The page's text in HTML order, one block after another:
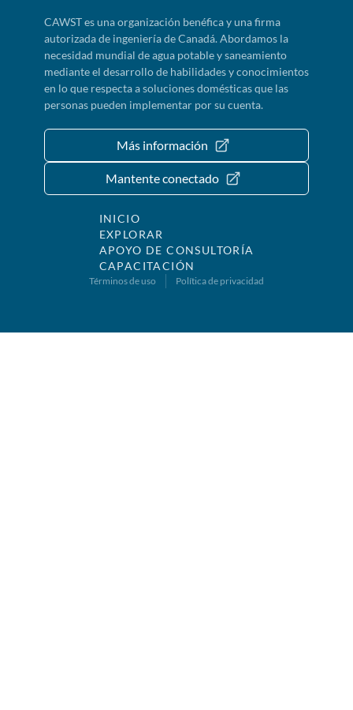
CAWST es una organización benéfica y una firma
autorizada de ingeniería de Canadá. Abordamos la
necesidad mundial de agua potable y saneamiento
mediante el desarrollo de habilidades y conocimientos
en lo que respecta a soluciones domésticas que las
personas pueden implementar por su cuenta.
Más información
Mantente conectado
INICIO
EXPLORAR
APOYO DE CONSULTORÍA
CAPACITACIÓN
Términos de uso Política de privacidad